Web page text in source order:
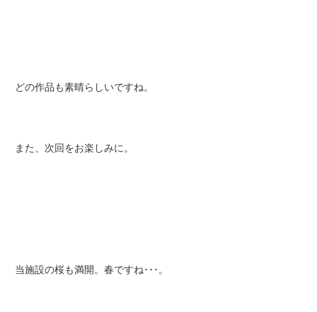
どの作品も素晴らしいですね。
また、次回をお楽しみに。
当施設の桜も満開。春ですね･･･。